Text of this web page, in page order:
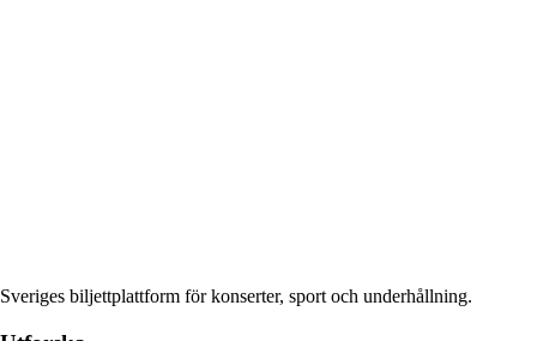
Sveriges biljettplattform för konserter, sport och underhållning.